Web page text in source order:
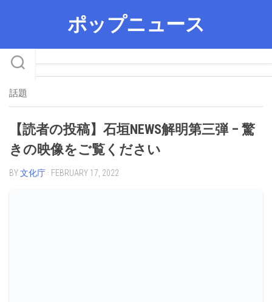
ポップニュース
話題
【読者の投稿】石垣NEWS解明第三弾 – 驚
きの映像をご覧ください
BY文化庁 · FEBRUARY 17, 2022